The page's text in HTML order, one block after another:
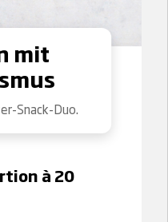
mit
Snack-Duo.
à 20